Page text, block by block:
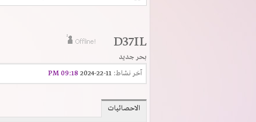
D37IL
بحر جديد
آخر نشاط:
09:18 PM
الاحصائيات